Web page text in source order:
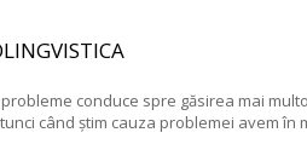
conduce spre găsirea mai
când știm cauza problemei avem în